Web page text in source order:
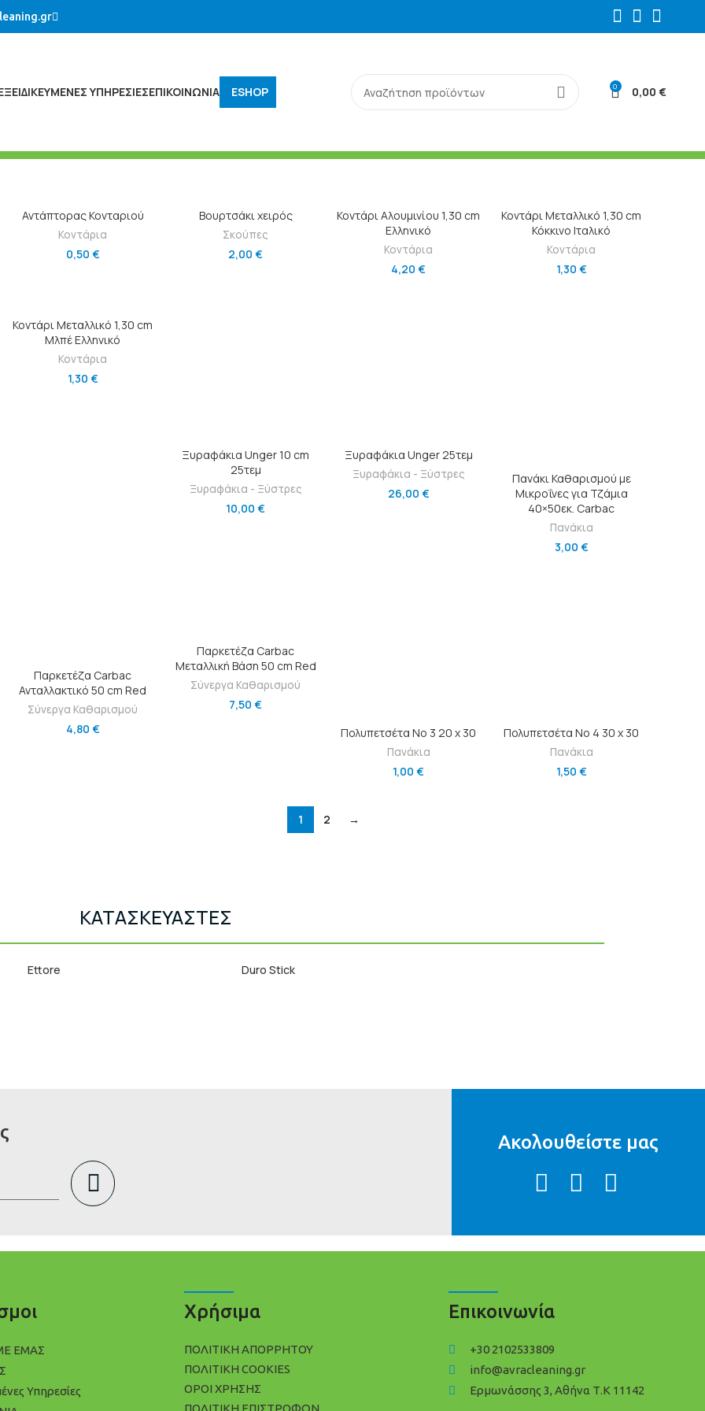
ΥΠΗΡΕΣΊΕΣΕΠΙΚΟΙΝΩΝΙΑ ESHOP 0 0,00€
ΠΡΟΣΘΉΚΗ ΣΤΟ ΚΑΛΆΘΙ
Αντάπτορας Κονταριού
Κοντάρια
0,50 €
ΠΡΟΣΘΉΚΗ ΣΤΟ ΚΑΛΆΘΙ
Βουρτσάκι χειρός
Σκούπες
2,00€
ΠΡΟΣΘΉΚΗ ΣΤΟ ΚΑΛΆΘΙ
Κοντάρι Αλουμινίου 1,30 cm
Ελληνικό
Κοντάρια
4,20€
ΠΡΟΣΘΉΚΗ ΣΤΟ ΚΑΛΆΘΙ
Κοντάρι Μεταλλικό 1,30 cm
Κόκκινο Ιταλικό
Κοντάρια
1,30 €
ΠΡΟΣΘΉΚΗ ΣΤΟ ΚΑΛΆΘΙ
Κοντάρι Μεταλλικό 1,30 cm
Μλπέ Ελληνικό
Κοντάρια
1,30 €
ΠΡΟΣΘΉΚΗ ΣΤΟ ΚΑΛΆΘΙ
Ξυραφάκια Unger 10 cm
25τεμ
Ξυραφάκια - Ξύστρες
10,00€
ΠΡΟΣΘΉΚΗ ΣΤΟ ΚΑΛΆΘΙ
Ξυραφάκια Unger 25τεμ
Ξυραφάκια - Ξύστρες
26,00 €
ΠΡΟΣΘΉΚΗ ΣΤΟ ΚΑΛΆΘΙ
Πανάκι Καθαρισμού με
Μικροΐνες για Τζάμια
40×50εκ. Carbac
Πανάκια
3,00 €
ΠΡΟΣΘΉΚΗ ΣΤΟ ΚΑΛΆΘΙ
Παρκετέζα Carbac
Ανταλλακτικό 50 cm Red
Σύνεργα Καθαρισμού
4,80 €
ΠΡΟΣΘΉΚΗ ΣΤΟ ΚΑΛΆΘΙ
Παρκετέζα Carbac
Μεταλλική Βάση 50 cm Red
Σύνεργα Καθαρισμού
7,50€
ΠΡΟΣΘΉΚΗ ΣΤΟ ΚΑΛΆΘΙ
Πολυπετσέτα Νο 3 20 x 30
Πανάκια
1,00€
ΠΡΟΣΘΉΚΗ ΣΤΟ ΚΑΛΆΘΙ
Πολυπετσέτα Νο 4 30 x 30
Πανάκια
1,50 €
1 2 →
ΚΑΤΑΣΚΕΥΑΣΤΕΣ
Ettore Duro Stick
Ακολουθείστε μας
ΕΜΑΣ
Υπηρεσίες
Χρήσιμα
ΠΟΛΙΤΙΚΉ ΑΠΟΡΡΉΤΟΥ
ΠΟΛΊΤΙΚΗ COOKIES
ΌΡΟΙ ΧΡΉΣΗΣ
ΠΟΛΙΤΙΚΉ ΕΠΙΣΤΡΟΦΏΝ
Επικοινωνία
+30 2102533809
info@avracleaning.gr
Ερμωνάσσης 3, Αθήνα Τ.Κ 11142